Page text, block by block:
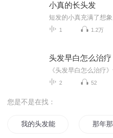
小真的长头发
1 1.2万
头发早白怎么治疗
2 52
您是不是在找：
我的头发能入梦 那年那